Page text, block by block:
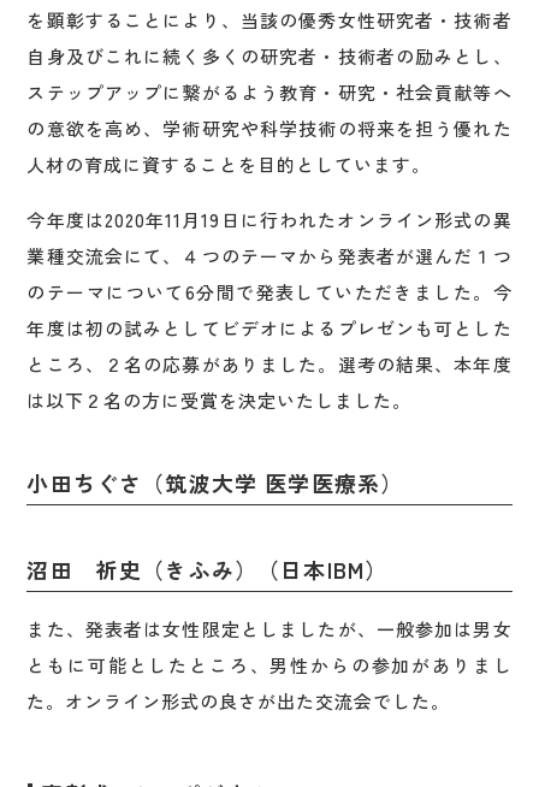
を顕彰することにより、当該の優秀女性研究者・技術者
自身及びこれに続く多くの研究者・技術者の励みとし、
ステップアップに繋がるよう教育・研究・社会貢献等へ
の意欲を高め、学術研究や科学技術の将来を担う優れた
人材の育成に資することを目的としています。
今年度は2020年11月19日に行われたオンライン形式の異
業種交流会にて、４つのテーマから発表者が選んだ１つ
のテーマについて6分間で発表していただきました。今
年度は初の試みとしてビデオによるプレゼンも可とした
ところ、２名の応募がありました。選考の結果、本年度
は以下２名の方に受賞を決定いたしました。
小田ちぐさ（筑波大学 医学医療系）
沼田 祈史（きふみ）（日本IBM）
また、発表者は女性限定としましたが、一般参加は男女
ともに可能としたところ、男性からの参加がありまし
た。オンライン形式の良さが出た交流会でした。